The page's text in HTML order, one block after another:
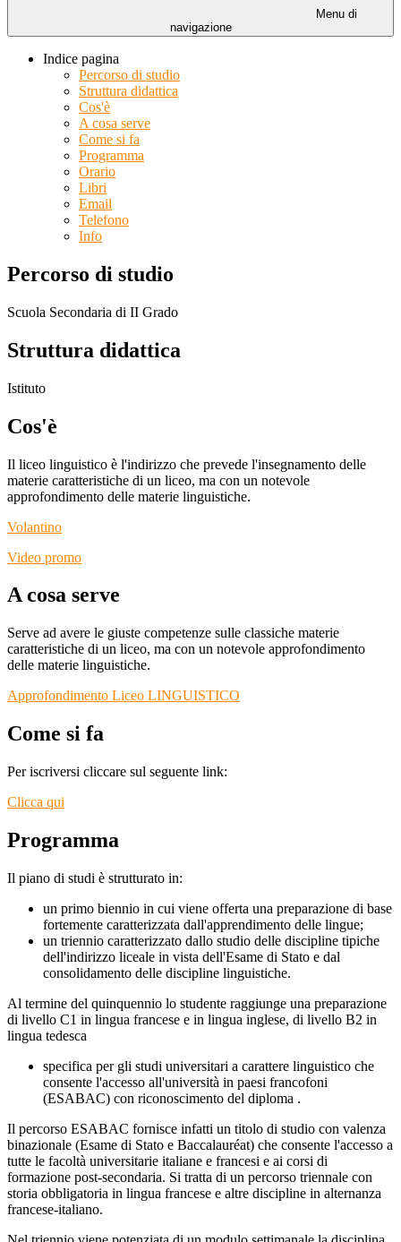
Menu di
navigazione
Indice pagina
Percorso di studio
Struttura didattica
Cos'è
A cosa serve
Come si fa
Programma
Orario
Libri
Email
Telefono
Info
Percorso di studio
Scuola Secondaria di II Grado
Struttura didattica
Istituto
Cos'è
Il liceo linguistico è l'indirizzo che prevede l'insegnamento delle
materie caratteristiche di un liceo, ma con un notevole
approfondimento delle materie linguistiche.
Volantino
Video promo
A cosa serve
Serve ad avere le giuste competenze sulle classiche materie
caratteristiche di un liceo, ma con un notevole approfondimento
delle materie linguistiche.
Approfondimento Liceo LINGUISTICO
Come si fa
Per iscriversi cliccare sul seguente link:
Clicca qui
Programma
Il piano di studi è strutturato in:
un primo biennio in cui viene offerta una preparazione di base
fortemente caratterizzata dall'apprendimento delle lingue;
un triennio caratterizzato dallo studio delle discipline tipiche
dell'indirizzo liceale in vista dell'Esame di Stato e dal
consolidamento delle discipline linguistiche.
Al termine del quinquennio lo studente raggiunge una preparazione
di livello C1 in lingua francese e in lingua inglese, di livello B2 in
lingua tedesca
specifica per gli studi universitari a carattere linguistico che
consente l'accesso all'università in paesi francofoni
(ESABAC) con riconoscimento del diploma .
Il percorso ESABAC fornisce infatti un titolo di studio con valenza
binazionale (Esame di Stato e Baccalauréat) che consente l'accesso a
tutte le facoltà universitarie italiane e francesi e ai corsi di
formazione post-secondaria. Si tratta di un percorso triennale con
storia obbligatoria in lingua francese e altre discipline in alternanza
francese-italiano.